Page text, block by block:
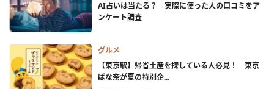
AI占いは当たる？ 実際に使った人の口コミをア
ンケート調査
グルメ
【東京駅】帰省土産を探している人必見！ 東京
ばな奈が夏の特別企...